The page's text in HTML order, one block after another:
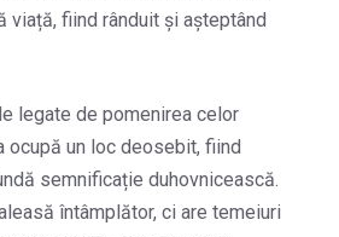
viață, fiind rânduit și așteptând
legate de pomenirea celor
ocupă un loc deosebit, fiind
semnificație duhovnicească.
întâmplător, ci are temeiuri